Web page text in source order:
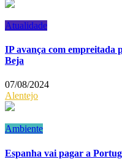
Atualidade
IP avança com empreitada
Beja
07/08/2024
Alentejo
Ambiente
Espanha vai pagar a